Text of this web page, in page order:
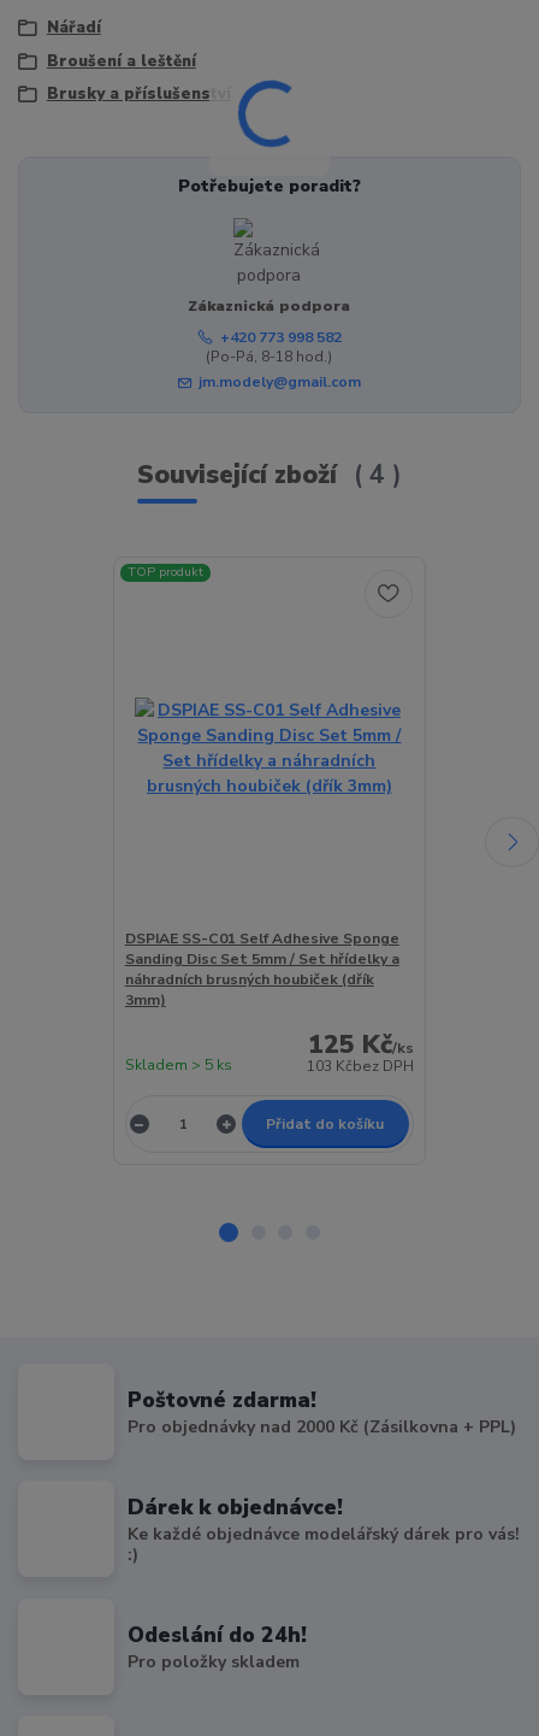
Nářadí
Broušení a leštění
Brusky a příslušenství
Potřebujete poradit?
Zákaznická podpora
+420 773 998 582
(Po-Pá, 8-18 hod.)
jm.modely@gmail.com
Související zboží 4
TOP produkt
DSPIAE SS-C01 Self Adhesive Sponge
Sanding Disc Set 5mm / Set hřídelky a
náhradních brusných houbiček (dřík
3mm)
125 Kč/ks
103 Kčbez DPH
Skladem > 5 ks
Přidat do košíku
Poštovné zdarma!
Pro objednávky nad 2000 Kč (Zásilkovna + PPL)
Dárek k objednávce!
Ke každé objednávce modelářský dárek pro vás!
:)
Odeslání do 24h!
Pro položky skladem